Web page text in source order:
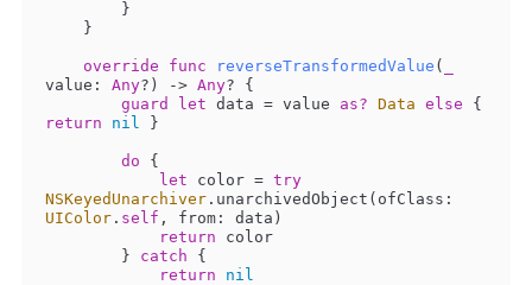
override func reverseTransformedValue (
value : Any? ) -> Any? {
guard
let data = value as? Data else
return
nil }
do {
let color = try
NSKeyedUnarchiver
UIColor . self , from: data)
return color
        }
catch {
return
nil